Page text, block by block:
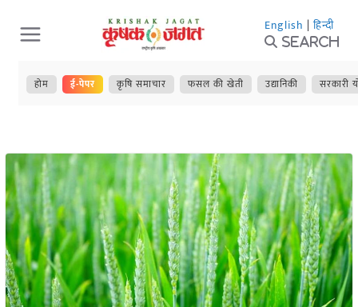
Skip
to
content
English | हिन्दी
Search
होम ई-पेपर कृषि समाचार फसल की खेती उद्यानिकी सरकारी